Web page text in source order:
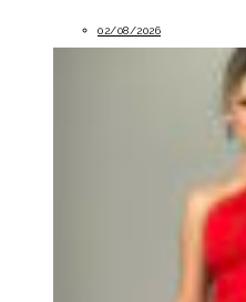
02/08/2026